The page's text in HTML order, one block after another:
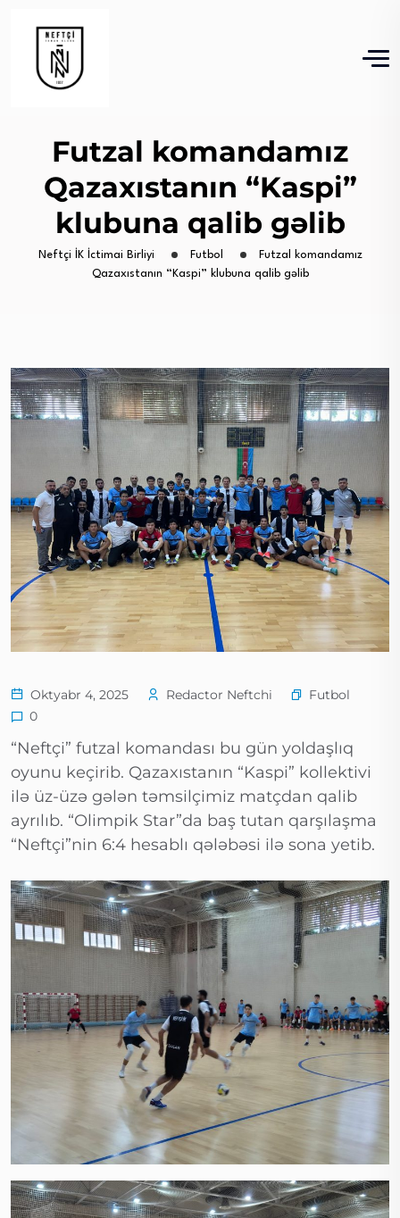
Futzal komandamız
Qazaxıstanın “Kaspi”
klubuna qalib gəlib
Neftçi İK İctimai Birliyi Futbol
Futzal komandamız
Qazaxıstanın “Kaspi” klubuna qalib gəlib
Oktyabr 4, 2025 Redactor Neftchi
Futbol
0
“Neftçi” futzal komandası bu gün yoldaşlıq
oyunu keçirib. Qazaxıstanın “Kaspi” kollektivi
ilə üz-üzə gələn təmsilçimiz matçdan qalib
ayrılıb. “Olimpik Star”da baş tutan qarşılaşma
“Neftçi”nin 6:4 hesablı qələbəsi ilə sona yetib.